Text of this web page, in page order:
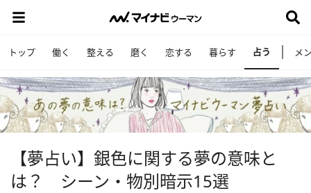
トップ 働く 整える 磨く 恋する 暮らす 占う メ
【夢占い】銀色に関する夢の意味と
は？ シーン・物別暗示15選